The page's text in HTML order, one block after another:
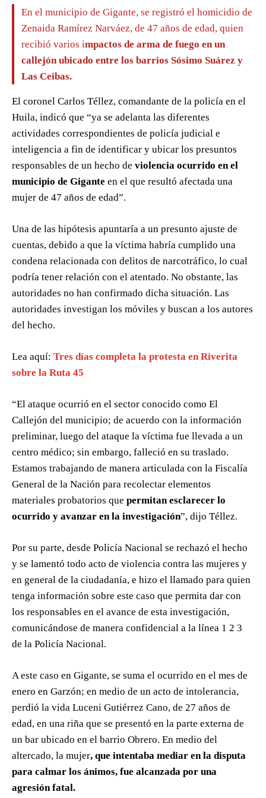
En el municipio de Gigante, se registró el homicidio de
Zenaida Ramírez Narváez, de 47 años de edad, quien
recibió varios impactos de arma de fuego en un
callejón ubicado entre los barrios Sósimo Suárez y
Las Ceibas.
El coronel Carlos Téllez, comandante de la policía en el
Huila, indicó que “ya se adelanta las diferentes
actividades correspondientes de policía judicial e
inteligencia a fin de identificar y ubicar los presuntos
responsables de un hecho de violencia ocurrido en el
municipio de Gigante en el que resultó afectada una
mujer de 47 años de edad”.
Una de las hipótesis apuntaría a un presunto ajuste de
cuentas, debido a que la víctima habría cumplido una
condena relacionada con delitos de narcotráfico, lo cual
podría tener relación con el atentado. No obstante, las
autoridades no han confirmado dicha situación. Las
autoridades investigan los móviles y buscan a los autores
del hecho.
Lea aquí: Tres días completa la protesta en Riverita
sobre la Ruta 45
“El ataque ocurrió en el sector conocido como El
Callejón del municipio; de acuerdo con la información
preliminar, luego del ataque la víctima fue llevada a un
centro médico; sin embargo, falleció en su traslado.
Estamos trabajando de manera articulada con la Fiscalía
General de la Nación para recolectar elementos
materiales probatorios que permitan esclarecer lo
ocurrido y avanzar en la investigación”, dijo Téllez.
Por su parte, desde Policía Nacional se rechazó el hecho
y se lamentó todo acto de violencia contra las mujeres y
en general de la ciudadanía, e hizo el llamado para quien
tenga información sobre este caso que permita dar con
los responsables en el avance de esta investigación,
comunicándose de manera confidencial a la línea 1 2 3
de la Policía Nacional.
A este caso en Gigante, se suma el ocurrido en el mes de
enero en Garzón; en medio de un acto de intolerancia,
perdió la vida Luceni Gutiérrez Cano, de 27 años de
edad, en una riña que se presentó en la parte externa de
un bar ubicado en el barrio Obrero. En medio del
altercado, la mujer, que intentaba mediar en la disputa
para calmar los ánimos, fue alcanzada por una
agresión fatal.